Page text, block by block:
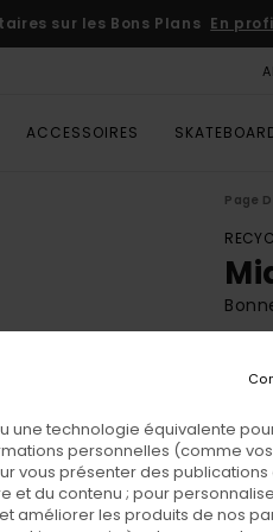
sur les Bons Plans En
ACCESSOIRES
Page
BONS
une technologie équivalente
personnelles (comme
vous présenter des publications
du contenu ; pour
améliorer les produits de nos